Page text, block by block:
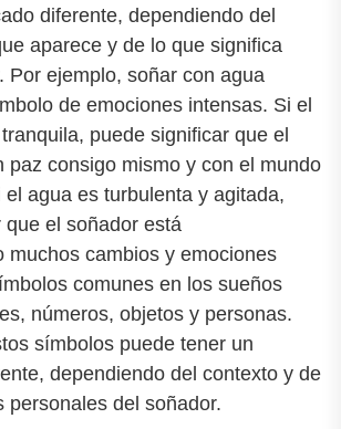
diferente, dependiendo del
aparece y de lo que significa
Por ejemplo, soñar con agua
de emociones intensas. Si el
puede significar que el
paz consigo mismo y con el mundo
agua es turbulenta y agitada,
el soñador está
muchos cambios y emociones
comunes en los sueños
números, objetos y personas.
símbolos puede tener un
dependiendo del contexto y de
personales del soñador.